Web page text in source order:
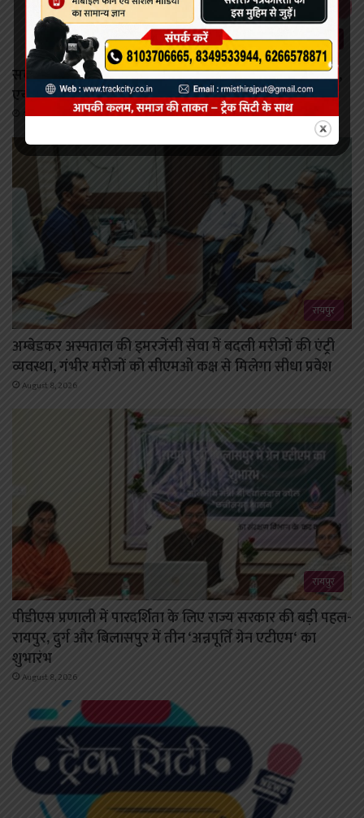
छत्तीसगढ़
सर्वाइकल कैंसर से बचाव की दिशा में छत्तीसगढ़ की बड़ी छलांग,
एचपीवी टीकाकरण अभियान को मिल रहा व्यापक जनसमर्थन
August 8, 2026
रायपुर
अम्बेडकर अस्पताल की इमरजेंसी सेवा में बदली मरीजों की एंट्री
व्यवस्था, गंभीर मरीजों को सीएमओ कक्ष से मिलेगा सीधा प्रवेश
August 8, 2026
रायपुर
पीडीएस प्रणाली में पारदर्शिता के लिए राज्य सरकार की बड़ी पहल-
रायपुर, दुर्ग और बिलासपुर में तीन ‘अन्नपूर्ति ग्रेन एटीएम‘ का
शुभारंभ
August 8, 2026